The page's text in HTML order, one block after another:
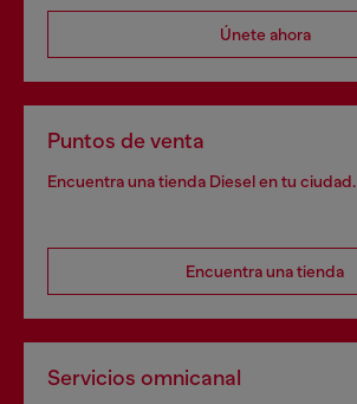
Únete ahora
Puntos de venta
Encuentra una tienda Diesel en tu ciudad.
Encuentra una tienda
Servicios omnicanal